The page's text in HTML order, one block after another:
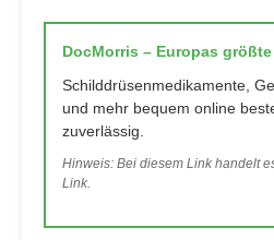
DocMorris – Europas
Schilddrüsenmedikamente,
und mehr bequem online
zuverlässig.
Hinweis: Bei diesem Link handelt
Link.